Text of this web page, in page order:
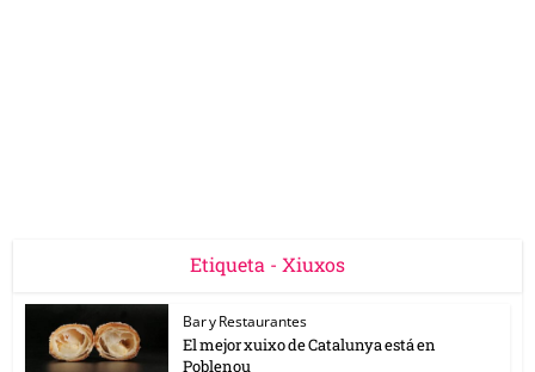
Etiqueta - Xiuxos
Bar y Restaurantes
El mejor xuixo de Catalunya está en
Poblenou